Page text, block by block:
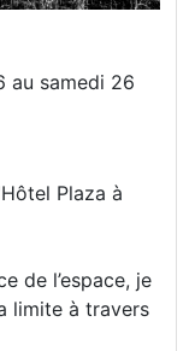
au samedi 26
Plaza à
de l’espace, je
limite à travers